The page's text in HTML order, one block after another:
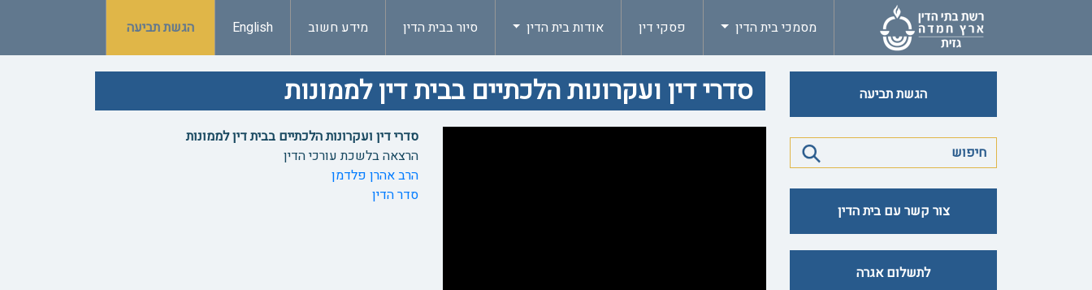
מסמכי בית הדין פסקי דין אודות בית הדין סיור בבית הדין מידע חשוב English הגשת תביעה
הגשת תביעה
צור קשר עם בית הדין
לתשלום אגרה
סדרי דין ועקרונות הלכתיים בבית דין לממונות
סדרי דין ועקרונות הלכתיים בבית דין לממונות
הרצאה בלשכת עורכי הדין
הרב אהרן פלדמן
סדר הדין